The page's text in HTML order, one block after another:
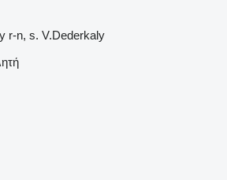
r-n, s. V.Dederkaly